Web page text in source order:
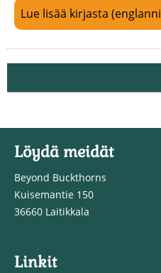
Lue lisää kirjasta
Löydä meidät
Beyond Buckthorns
Kuisemantie 150
36660 Laitikkala
Linkit